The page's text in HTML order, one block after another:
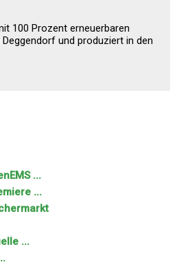
100 Prozent erneuerbaren
und produziert in den
...
...
...